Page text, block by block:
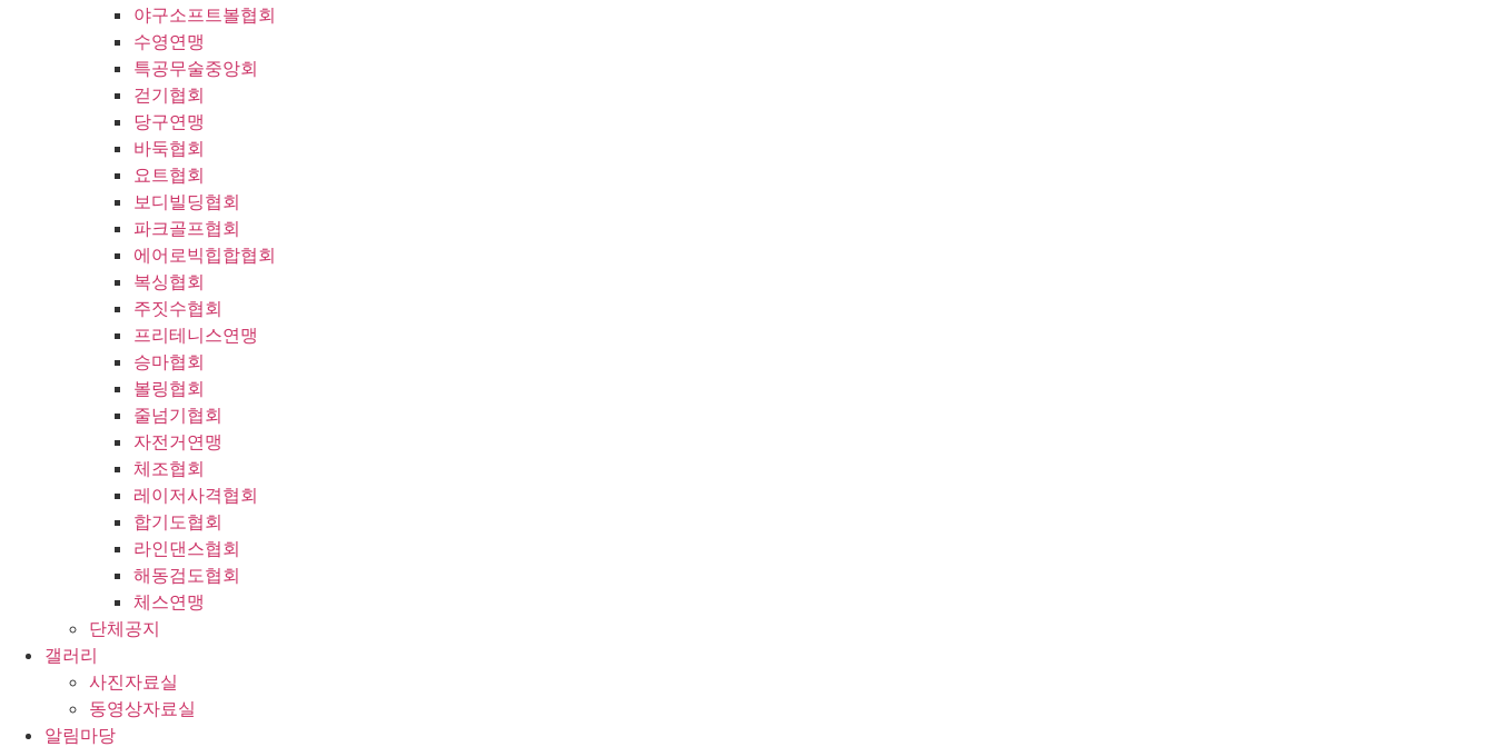
야구소프트볼협회
수영연맹
특공무술중앙회
걷기협회
당구연맹
바둑협회
요트협회
보디빌딩협회
파크골프협회
에어로빅힙합협회
복싱협회
주짓수협회
프리테니스연맹
승마협회
볼링협회
줄넘기협회
자전거연맹
체조협회
레이저사격협회
합기도협회
라인댄스협회
해동검도협회
체스연맹
단체공지
갤러리
사진자료실
동영상자료실
알림마당